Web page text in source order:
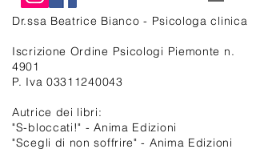
Dr.ssa Beatrice Bianco - Psicologa clinica
Iscrizione Ordine Psicologi Piemonte n.
4901
P. Iva 03311240043
Autrice dei libri:
"S-bloccati!" - Anima Edizioni
"Scegli di non soffrire" - Anima Edizioni